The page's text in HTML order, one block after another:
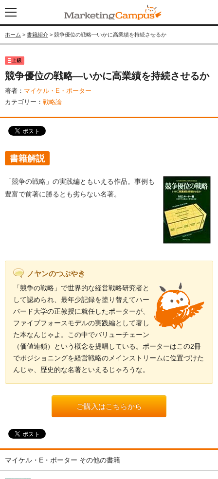
ホーム > 書籍紹介 > 競争優位の戦略―いかに高業績を持続させるか
競争優位の戦略―いかに高業績を持続させるか
著者： マイケル・E・ポーター
カテゴリー： 戦略論
書籍解説
「競争の戦略」の実践編ともいえる作品。事例も
豊富で前著に勝るとも劣らない名著。
ノヤンのつぶやき
「競争の戦略」で世界的な経営戦略研究者と
して認められ、最年少記録を塗り替えてハー
バード大学の正教授に就任したポーターが、
ファイブフォースモデルの実践編として著し
た本なんじゃよ。この中でバリューチェーン
（価値連鎖）という概念を提唱している。ポーターはこの2冊
でポジショニングを経営戦略のメインストリームに位置づけた
んじゃ、歴史的な名著といえるじゃろうな。
ご購入はこちらから
マイケル・E・ポーター その他の書籍